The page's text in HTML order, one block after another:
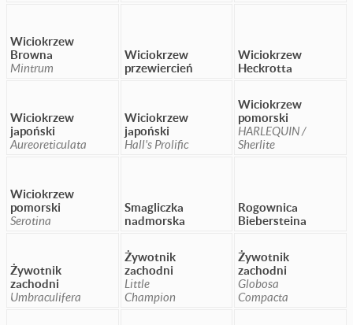
Wiciokrzew
Browna
Mintrum
Wiciokrzew
przewiercień
Wiciokrzew
Heckrotta
Wiciokrzew
japoński
Aureoreticulata
Wiciokrzew
japoński
Hall's Prolific
Wiciokrzew
pomorski
HARLEQUIN /
Sherlite
Wiciokrzew
pomorski
Serotina
Smagliczka
nadmorska
Rogownica
Biebersteina
Żywotnik
zachodni
Umbraculifera
Żywotnik
zachodni
Little
Champion
Żywotnik
zachodni
Globosa
Compacta